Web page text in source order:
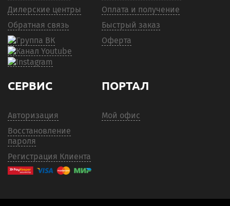
Дилерские центры
Обратная связь
Оплата и получение
Быстрый заказ
Оферта
СЕРВИС
Авторизация
Восстановление
пароля
Регистрация Клиента
ПОРТАЛ
Мой офис